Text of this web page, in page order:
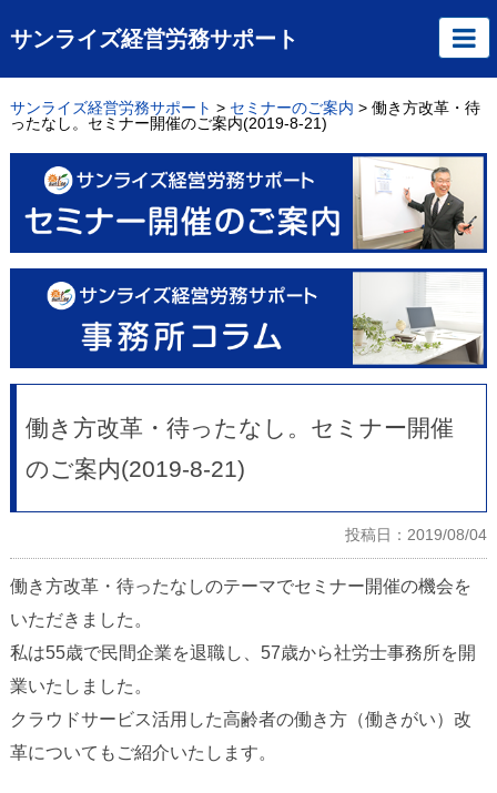
サンライズ経営労務サポート
サンライズ経営労務サポート > セミナーのご案内 > 働き方改革・待
ったなし。セミナー開催のご案内(2019-8-21)
働き方改革・待ったなし。セミナー開催
のご案内(2019-8-21)
投稿日：2019/08/04
働き方改革・待ったなしのテーマでセミナー開催の機会を
いただきました。
私は55歳で民間企業を退職し、57歳から社労士事務所を開
業いたしました。
クラウドサービス活用した高齢者の働き方（働きがい）改
革についてもご紹介いたします。